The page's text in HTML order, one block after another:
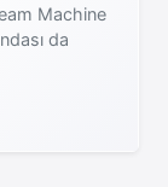
Machine
da